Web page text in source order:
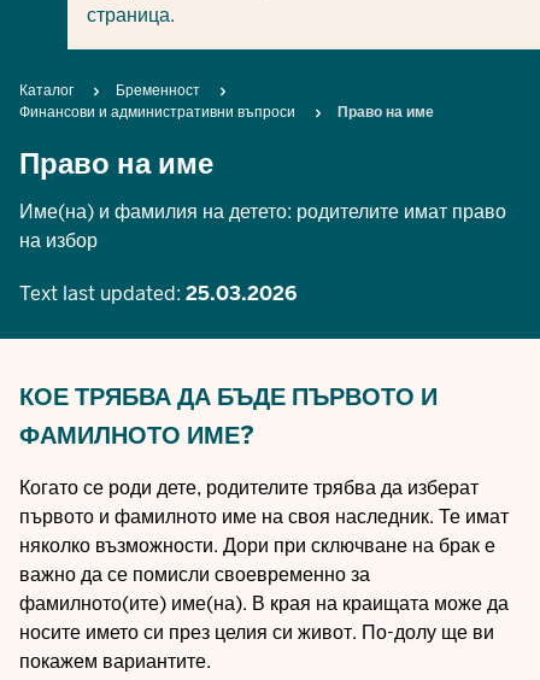
страница.
Breadcrumb
Каталог
Бременност
Финансови и административни въпроси
Право на име
Право на име
Име(на) и фамилия на детето: родителите имат право
на избор
Text last updated: 25.03.2026
КОЕ ТРЯБВА ДА БЪДЕ ПЪРВОТО И
ФАМИЛНОТО ИМЕ?
Когато се роди дете, родителите трябва да изберат
първото и фамилното име на своя наследник. Те имат
няколко възможности. Дори при сключване на брак е
важно да се помисли своевременно за
фамилното(ите) име(на). В края на краищата може да
носите името си през целия си живот. По-долу ще ви
покажем вариантите.